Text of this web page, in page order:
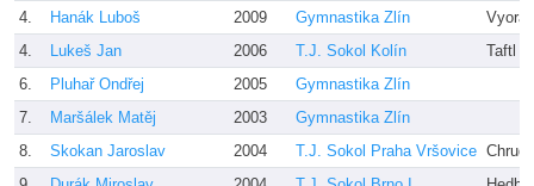
4.
Hanák Luboš 2009 Gymnastika Zlín
Vyoral
4.
Lukeš Jan 2006 T.J. Sokol Kolín
Taftl
6.
Pluhař Ondřej 2005
Gymnastika Zlín
7.
Maršálek Matěj 2003
Gymnastika Zlín
8.
Skokan Jaroslav 2004 T.J. Sokol Praha Vršovice